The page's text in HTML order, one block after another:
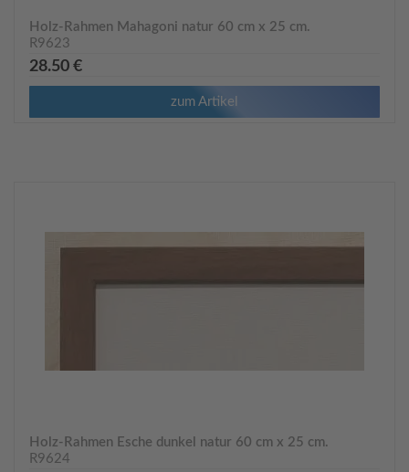
Holz-Rahmen Mahagoni natur 60 cm x 25 cm.
R9623
28.50 €
zum Artikel
Holz-Rahmen Esche dunkel natur 60 cm x 25 cm.
R9624